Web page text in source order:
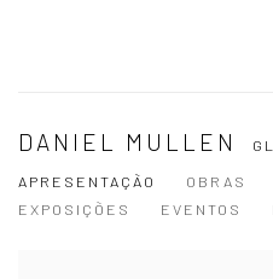
DANIEL MULLEN
APRESENTAÇÃO
OBRAS
EXPOSIÇÕES
EVENTOS